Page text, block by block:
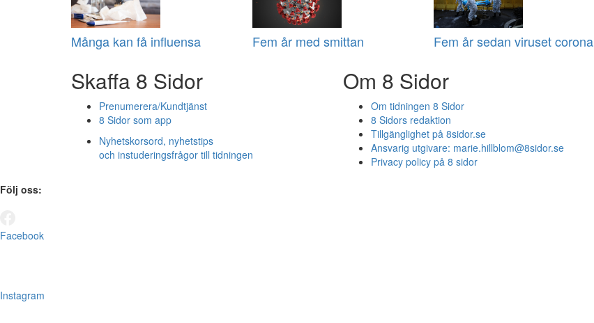
Många kan få influensa Fem år med smittan Fem år sedan viruset corona
Skaffa 8 Sidor
Prenumerera/Kundtjänst
8 Sidor som app
Nyhetskorsord, nyhetstips
och instuderingsfrågor till tidningen
Om 8 Sidor
Om tidningen 8 Sidor
8 Sidors redaktion
Tillgänglighet på 8sidor.se
Ansvarig utgivare: marie.hillblom@8sidor.se
Privacy policy på 8 sidor
Följ oss:
Facebook
Instagram